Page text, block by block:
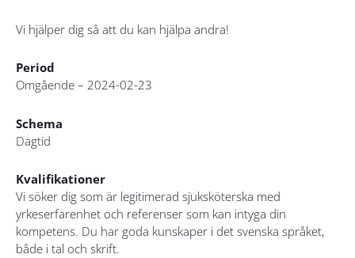
Vi hjälper dig så att du kan hjälpa andra!
Period
Omgående – 2024-02-23
Schema
Dagtid
Kvalifikationer
Vi söker dig som är legitimerad sjuksköterska med
yrkeserfarenhet och referenser som kan intyga din
kompetens. Du har goda kunskaper i det svenska språket,
både i tal och skrift.